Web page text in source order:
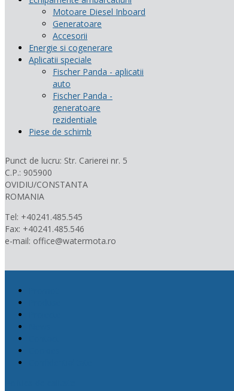
Motoare Diesel Inboard
Generatoare
Accesorii
Energie si cogenerare
Aplicatii speciale
Fischer Panda - aplicatii
auto
Fischer Panda -
generatoare
rezidentiale
Piese de schimb
Punct de lucru: Str. Carierei nr. 5
C.P.: 905900
OVIDIU/CONSTANTA
ROMANIA
Tel: +40241.485.545
Fax: +40241.485.546
e-mail: office@watermota.ro